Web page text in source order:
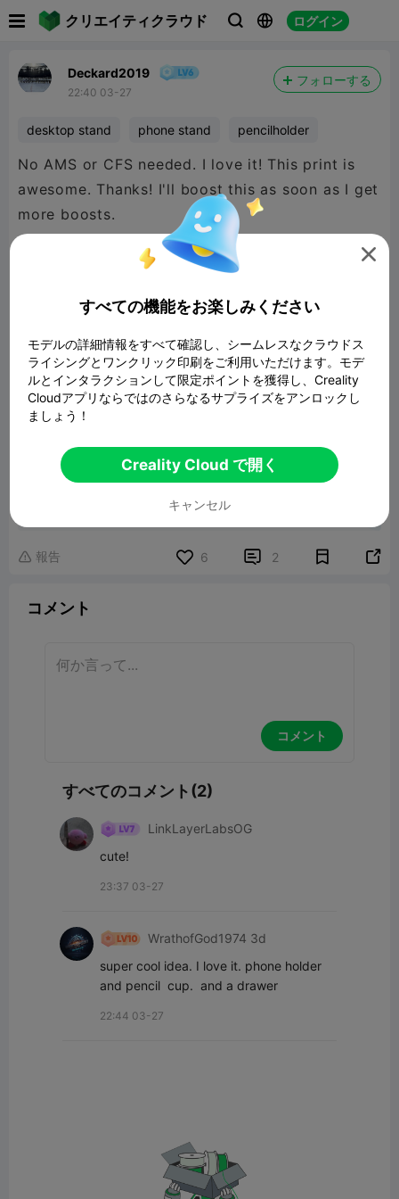
クリエイティクラウド   ログイン
Deckard2019
22:40 03-27
フォローする
desktop stand phone stand pencilholder
No AMS or CFS needed. I love it! This print is
awesome. Thanks! I'll boost this as soon as I get
more boosts.
関連3Dモデル
 報告 6  2 
コメント
コメント
すべてのコメント(2)
LinkLayerLabsOG
cute!
23:37 03-27
WrathofGod1974 3d
super cool idea. I love it. phone holder
and pencil  cup.  and a drawer
22:44 03-27

すべての機能をお楽しみください
モデルの詳細情報をすべて確認し、シームレスなクラウドス
ライシングとワンクリック印刷をご利用いただけます。モデ
ルとインタラクションして限定ポイントを獲得し、Creality
Cloudアプリならではのさらなるサプライズをアンロックし
ましょう！
Creality Cloud で開く
キャンセル